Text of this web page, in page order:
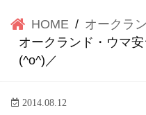
HOME
オークラ
オークランド・ウマ
(^o^)／
2014.08.12